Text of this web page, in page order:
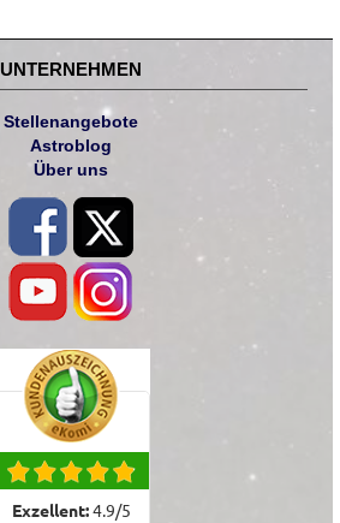
UNTERNEHMEN
Stellenangebote
Astroblog
Über uns
Exzellent:4.9/5